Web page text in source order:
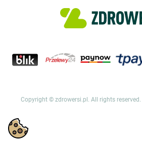
Copyright © zdrowersi.pl. All rights reserved.